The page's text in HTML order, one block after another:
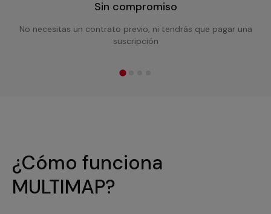
Sin compromiso
No necesitas un contrato previo, ni tendrás que pagar una
suscripción
¿Cómo funciona
MULTIMAP?